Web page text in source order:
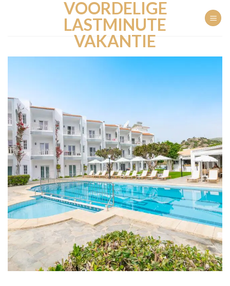
VOORDELIGE
LASTMINUTE
VAKANTIE